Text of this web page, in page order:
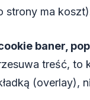
strony ma
baner,
treść, to
(overlay),